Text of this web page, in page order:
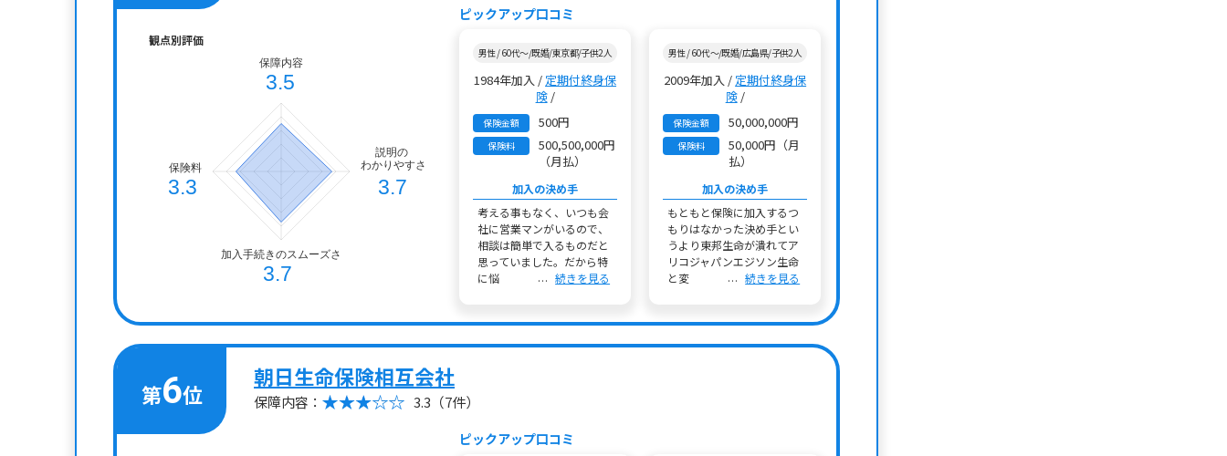
観点別評価
ピックアップ口コミ
男性 / 60代～/既婚/東京都/子供2人
1984年加入 / 定期付終身保
険/
保険金額 500円
保険料
500,500,000円
（月払）
加入の決め手
考える事もなく、いつも会
社に営業マンがいるので、
相談は簡単で入るものだと
思っていました。だから特
に悩
続きを見る
男性 / 60代～/既婚/広島県/子供2人
2009年加入 / 定期付終身保
険/
保険金額 50,000,000円
保険料
50,000円（月
払）
加入の決め手
もともと保険に加入するつ
もりはなかった決め手とい
うより東邦生命が潰れてア
リコジャパンエジソン生命
と変
続きを見る
第6位
朝日生命保険相互会社
保障内容： 3.3 （7件）
ピックアップ口コミ